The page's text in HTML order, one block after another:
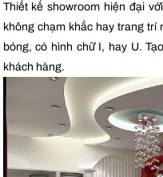
Thiết kế showroom hiện đại
không chạm khắc hay trang trí
bóng, có hình chữ I, hay U.
khách hàng.